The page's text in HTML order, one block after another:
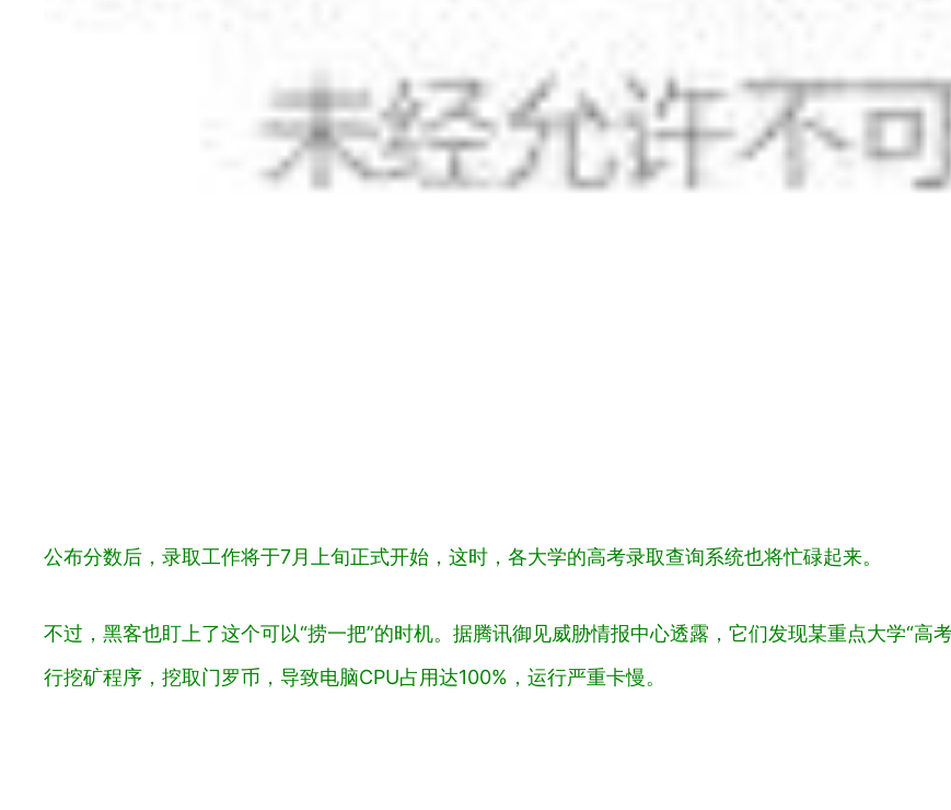
公布分数后，录取工作将于7月上旬正式开始，这时，各大学的高考录取查询系统也将忙碌起来。
不过，黑客也盯上了这个可以“捞一把”的时机。 据腾讯御见威胁情报中心透露，它们发现某重点大学“高
行挖矿程序，挖取门罗币，导致电脑CPU占用达100%，运行严重卡慢。